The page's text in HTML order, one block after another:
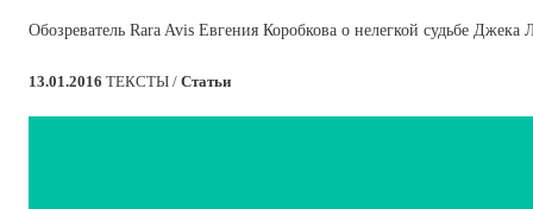
Обозреватель Rara Avis Евгения Коробкова о нелегкой судьбе Джека
13.01.2016 ТЕКСТЫ / Статьи